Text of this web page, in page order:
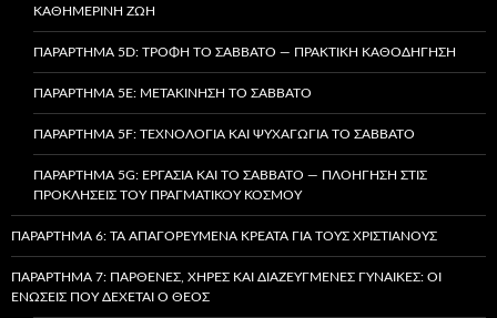
ΚΑΘΗΜΕΡΙΝΉ ΖΩΉ
ΠΑΡΆΡΤΗΜΑ 5D: ΤΡΟΦΉ ΤΟ ΣΆΒΒΑΤΟ — ΠΡΑΚΤΙΚΉ ΚΑΘΟΔΉΓΗΣΗ
ΠΑΡΆΡΤΗΜΑ 5E: ΜΕΤΑΚΊΝΗΣΗ ΤΟ ΣΆΒΒΑΤΟ
ΠΑΡΆΡΤΗΜΑ 5F: ΤΕΧΝΟΛΟΓΊΑ ΚΑΙ ΨΥΧΑΓΩΓΊΑ ΤΟ ΣΆΒΒΑΤΟ
ΠΑΡΆΡΤΗΜΑ 5G: ΕΡΓΑΣΊΑ ΚΑΙ ΤΟ ΣΆΒΒΑΤΟ — ΠΛΟΉΓΗΣΗ ΣΤΙΣ
ΠΡΟΚΛΉΣΕΙΣ ΤΟΥ ΠΡΑΓΜΑΤΙΚΟΎ ΚΌΣΜΟΥ
ΠΑΡΆΡΤΗΜΑ 6: ΤΑ ΑΠΑΓΟΡΕΥΜΈΝΑ ΚΡΈΑΤΑ ΓΙΑ ΤΟΥΣ ΧΡΙΣΤΙΑΝΟΎΣ
ΠΑΡΆΡΤΗΜΑ 7: ΠΑΡΘΈΝΕΣ, ΧΉΡΕΣ ΚΑΙ ΔΙΑΖΕΥΓΜΈΝΕΣ ΓΥΝΑΊΚΕΣ: ΟΙ
ΕΝΏΣΕΙΣ ΠΟΥ ΔΈΧΕΤΑΙ Ο ΘΕΌΣ